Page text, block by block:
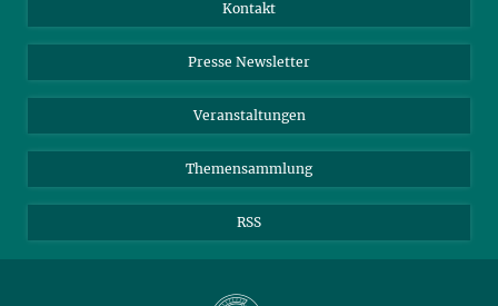
Meldestelle Fehlverhalten
YouTube
Kontakt
Presse Newsletter
Veranstaltungen
Themensammlung
RSS